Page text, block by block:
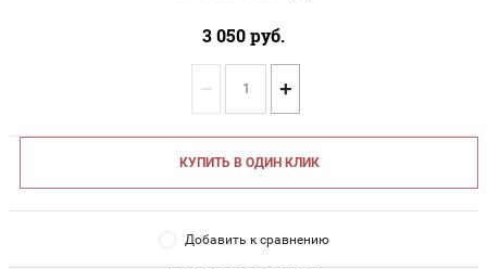
3 050руб.
− +
КУПИТЬ В ОДИН КЛИК
Добавить к сравнению